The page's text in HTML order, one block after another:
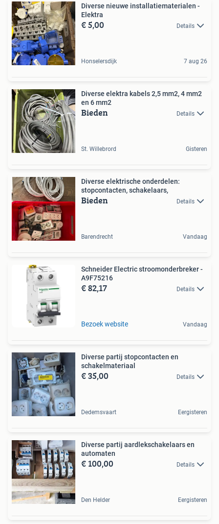
Diverse nieuwe installatiematerialen -
Elektra
€ 5,00 Details
Honselersdijk 7 aug 26
Diverse elektra kabels 2,5 mm2, 4 mm2
en 6 mm2
Bieden Details
St. Willebrord Gisteren
Diverse elektrische onderdelen:
stopcontacten, schakelaars,
Bieden Details
Barendrecht Vandaag
Schneider Electric stroomonderbreker -
A9F75216
€ 82,17 Details
Bezoek website Vandaag
Diverse partij stopcontacten en
schakelmateriaal
€ 35,00 Details
Dedemsvaart Eergisteren
Diverse partij aardlekschakelaars en
automaten
€ 100,00 Details
Den Helder Eergisteren